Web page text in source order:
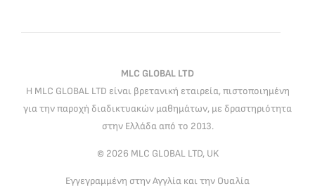
MLC GLOBAL LTD
Η MLC GLOBAL LTD είναι βρετανική εταιρεία, πιστοποιημένη
για την παροχή διαδικτυακών μαθημάτων, με δραστηριότητα
στην Ελλάδα από το 2013.
© 2026 MLC GLOBAL LTD, UK
Εγγεγραμμένη στην Αγγλία και την Ουαλία